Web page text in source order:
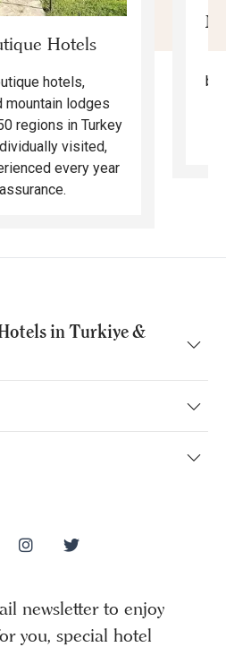
Hotels
hotels,
lodges
regions in Turkey
visited,
every year
in Turkiye &
newsletter to enjoy
you, special hotel